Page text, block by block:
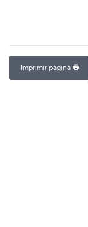
Imprimir página